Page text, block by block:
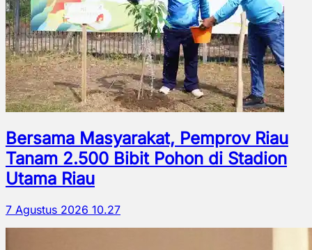
Bersama Masyarakat, Pemprov Riau
Tanam 2.500 Bibit Pohon di Stadion
Utama Riau
7 Agustus 2026 10.27